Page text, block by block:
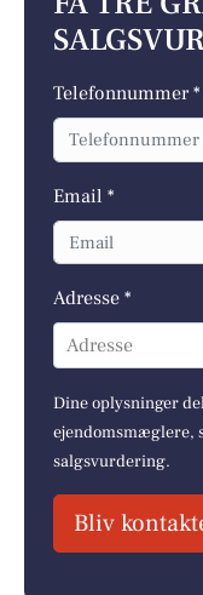
Telefonnummer *
Email *
Adresse *
Adresse
Dine oplysninger
ejendomsmæglere,
salgsvurdering.
Bliv